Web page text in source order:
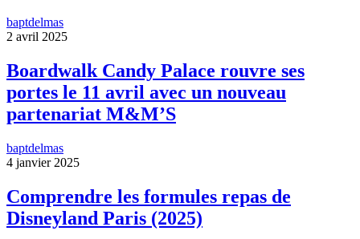
baptdelmas
2 avril 2025
Boardwalk Candy Palace rouvre ses
portes le 11 avril avec un nouveau
partenariat M&M’S
baptdelmas
4 janvier 2025
Comprendre les formules repas de
Disneyland Paris (2025)